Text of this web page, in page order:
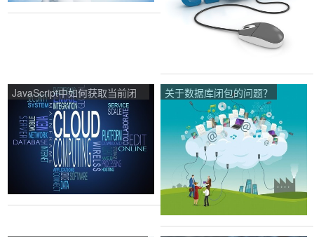
JavaScript中如何获取当前闭
包环境？
关于数据库闭包的问题？